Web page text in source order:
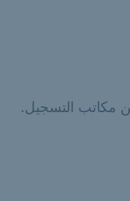
مكاتب التسجيل.